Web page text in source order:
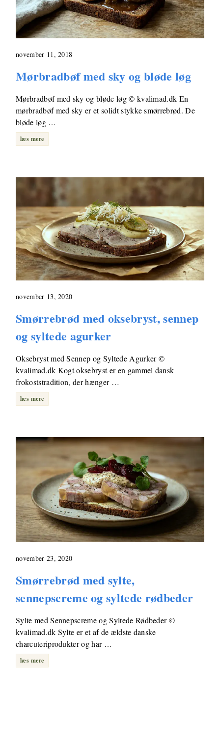
november 11, 2018
Mørbradbøf med sky og bløde løg
Mørbradbøf med sky og bløde løg © kvalimad.dk En
mørbradbøf med sky er et solidt stykke smørrebrød. De
bløde løg …
læs mere
november 13, 2020
Smørrebrød med oksebryst, sennep
og syltede agurker
Oksebryst med Sennep og Syltede Agurker ©
kvalimad.dk Kogt oksebryst er en gammel dansk
frokoststradition, der hænger …
læs mere
november 23, 2020
Smørrebrød med sylte,
sennepscreme og syltede rødbeder
Sylte med Sennepscreme og Syltede Rødbeder ©
kvalimad.dk Sylte er et af de ældste danske
charcuteriprodukter og har …
læs mere